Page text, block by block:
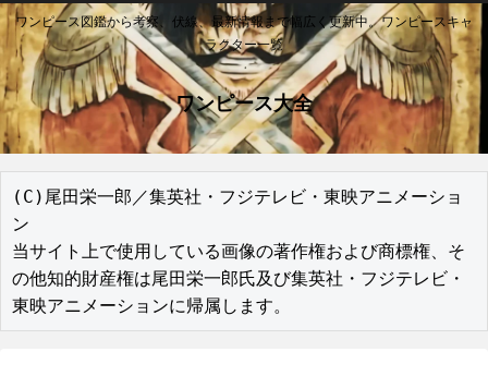
ワンピース図鑑から考察、伏線、最新情報まで幅広く更新中。ワンピースキャ
ラクター一覧
ワンピース大全
(C)尾田栄一郎／集英社・フジテレビ・東映アニメーショ
ン
当サイト上で使用している画像の著作権および商標権、そ
の他知的財産権は尾田栄一郎氏及び集英社・フジテレビ・
東映アニメーションに帰属します。